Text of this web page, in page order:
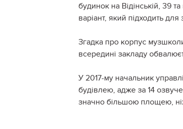
будинок на Відінській, 39
варіант, який підходить
Згадка про корпус
всередині закладу
У 2017-му начальник
будівлею, адже за 14
значно більшою площею,